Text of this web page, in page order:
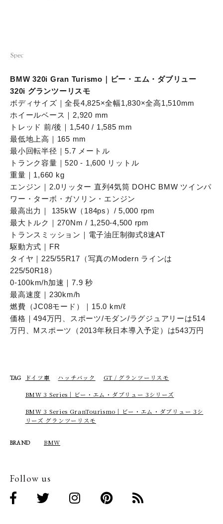
BMW 320i Gran Turismo｜ビー・エム・ダブリュー
320i グランツーリスモ
ボディサイズ｜全長4,825×全幅1,830×全高1,510mm
ホイールベース｜2,920 mm
トレッド 前/後｜1,540 / 1,585 mm
最低地上高｜165 mm
最小回転半径｜5.7 メートル
トランク容量｜520 - 1,600 リットル
重量｜1,660 kg
エンジン｜2.0リッター 直列4気筒 DOHC BMW ツインパ
ワー・ターボ・ガソリン・エンジン
最高出力｜ 135kW（184ps）/ 5,000 rpm
最大トルク｜270Nm / 1,250-4,500 rpm
トランスミッション｜電子油圧制御式8速AT
駆動方式｜FR
タイヤ｜225/55R17（写真のModern ラインは
225/50R18）
0-100km/h加速｜7.9 秒
最高速度｜230km/h
燃費（JC08モード）｜15.0 km/ℓ
価格｜494万円、スポーツ/モダン/ラグジュアリーは514
万円、Mスポーツ（2013年秋日本導入予定）は543万円
TAG ドイツ車 ハッチバック GT / グランツーリスモ
BMW 3 Series｜ビー・エム・ダブリュー 3シリーズ
BMW 3 Series GranTourismo｜ビー・エム・ダブリュー 3シ
リーズ グランツーリスモ
BRAND BMW
Follow us